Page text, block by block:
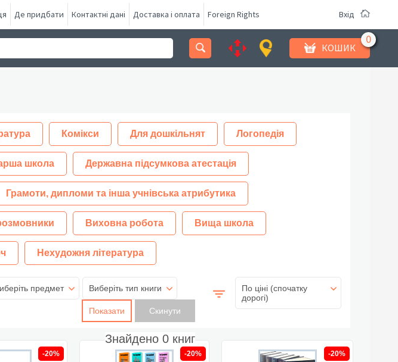
Де придбати Контактні дані Доставка і оплата Foreign Rights Вхід
КОШИК
Комікси Для дошкільнят Логопедія
школа Державна підсумкова атестація
Грамоти, дипломи та інша учнівська атрибутика
Виховна робота Вища школа
Нехудожня література
предмет Виберіть тип книги
Показати
Знайдено 0 книг
По ціні (спочатку
дорогі)
-20% -20% -20%